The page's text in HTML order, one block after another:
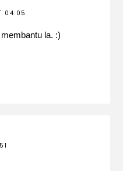
04:05
la. :)